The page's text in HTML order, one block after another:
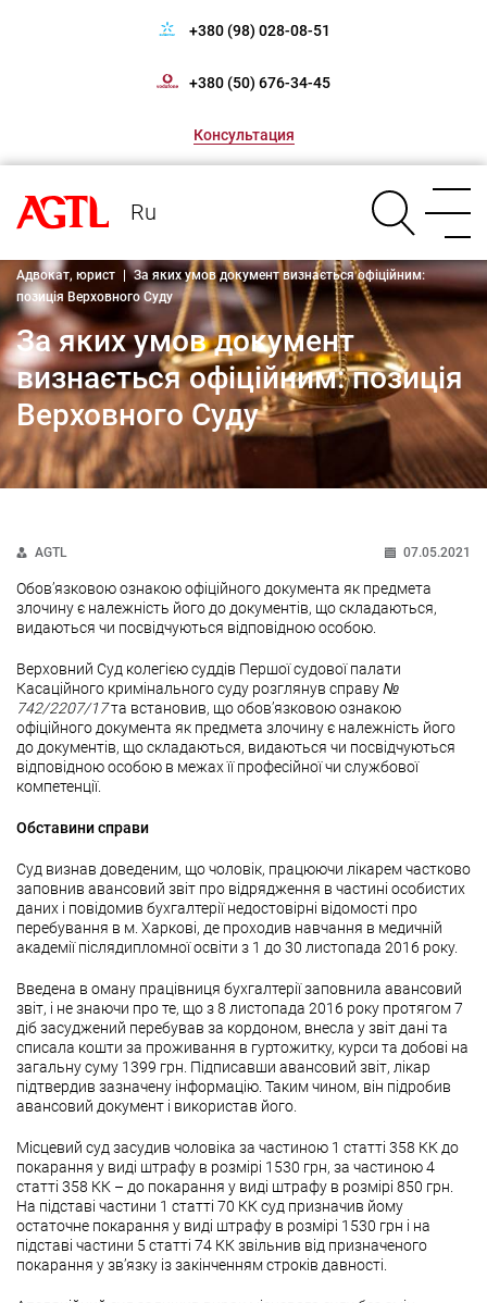
+380 (98) 028-08-51
+380 (50) 676-34-45
Консультация
Ru
Адвокат, юрист
За яких умов документ визнається офіційним:
позиція Верховного Суду
За яких умов документ
визнається офіційним: позиція
Верховного Суду
AGTL 07.05.2021
Обов’язковою ознакою офіційного документа як предмета
злочину є належність його до документів, що складаються,
видаються чи посвідчуються відповідною особою.
Верховний Суд колегією суддів Першої судової палати
Касаційного кримінального суду розглянув справу№
742/2207/17та встановив, що обов’язковою ознакою
офіційного документа як предмета злочину є належність його
до документів, що складаються, видаються чи посвідчуються
відповідною особою в межах її професійної чи службової
компетенції.
Обставини справи
Суд визнав доведеним, що чоловік, працюючи лікарем частково
заповнив авансовий звіт про відрядження в частині особистих
даних і повідомив бухгалтерії недостовірні відомості про
перебування в м. Харкові, де проходив навчання в медичній
академії післядипломної освіти з 1 до 30 листопада 2016 року.
Введена в оману працівниця бухгалтерії заповнила авансовий
звіт, і не знаючи про те, що з 8 листопада 2016 року протягом 7
діб засуджений перебував за кордоном, внесла у звіт дані та
списала кошти за проживання в гуртожитку, курси та добові на
загальну суму 1399 грн. Підписавши авансовий звіт, лікар
підтвердив зазначену інформацію. Таким чином, він підробив
авансовий документ і використав його.
Місцевий суд засудив чоловіка за частиною 1 статті 358 КК до
покарання у виді штрафу в розмірі 1530 грн, за частиною 4
статті 358 КК – до покарання у виді штрафу в розмірі 850 грн.
На підставі частини 1 статті 70 КК суд призначив йому
остаточне покарання у виді штрафу в розмірі 1530 грн і на
підставі частини 5 статті 74 КК звільнив від призначеного
покарання у зв’язку із закінченням строків давності.